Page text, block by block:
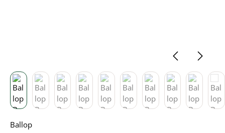
Ballop